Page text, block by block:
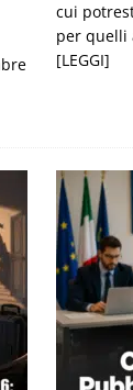
cui
per quelli
[LEGGI]